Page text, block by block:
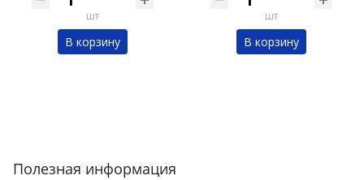
шт
В корзину
шт
В корзину
Полезная информация